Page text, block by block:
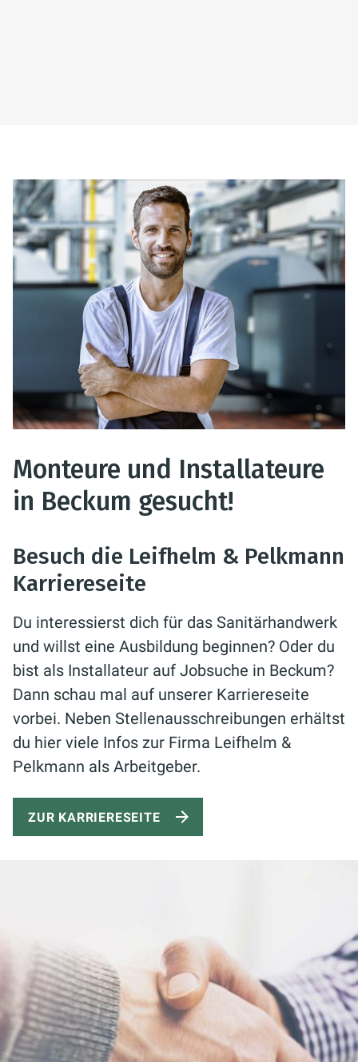
Monteure und Installateure
in Beckum gesucht!
Besuch die Leifhelm & Pelkmann
Karriereseite
Du interessierst dich für das Sanitärhandwerk
und willst eine Ausbildung beginnen? Oder du
bist als Installateur auf Jobsuche in Beckum?
Dann schau mal auf unserer Karriereseite
vorbei. Neben Stellenausschreibungen erhältst
du hier viele Infos zur Firma Leifhelm &
Pelkmann als Arbeitgeber.
ZUR KARRIERESEITE